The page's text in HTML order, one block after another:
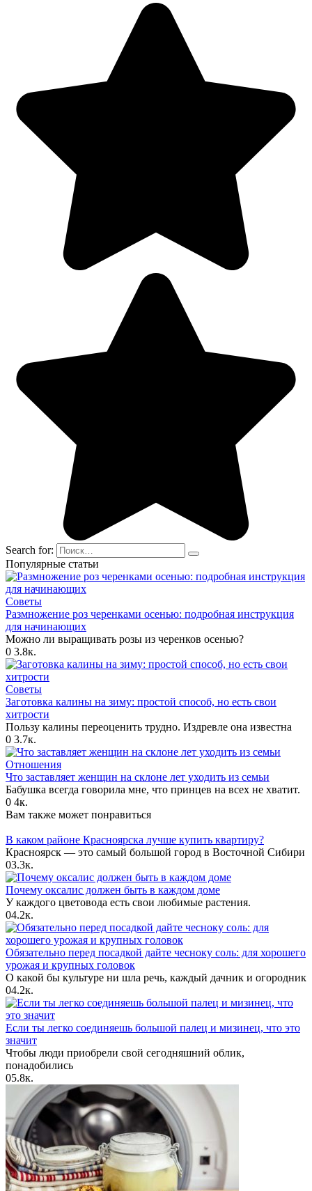
Search for:
Популярные статьи
Советы
Размножение роз черенками осенью: подробная инструкция
для начинающих
Можно ли выращивать розы из черенков осенью?
0 3.8к.
Советы
Заготовка калины на зиму: простой способ, но есть свои
хитрости
Пользу калины переоценить трудно. Издревле она известна
0 3.7к.
Отношения
Что заставляет женщин на склоне лет уходить из семьи
Бабушка всегда говорила мне, что принцев на всех не хватит.
0 4к.
Вам также может понравиться
В каком районе Красноярска лучше купить квартиру?
Красноярск — это самый большой город в Восточной Сибири
03.3к.
Почему оксалис должен быть в каждом доме
У каждого цветовода есть свои любимые растения.
04.2к.
Обязательно перед посадкой дайте чесноку соль: для хорошего
урожая и крупных головок
О какой бы культуре ни шла речь, каждый дачник и огородник
04.2к.
Если ты легко соединяешь большой палец и мизинец, что это
значит
Чтобы люди приобрели свой сегодняшний облик,
понадобились
05.8к.